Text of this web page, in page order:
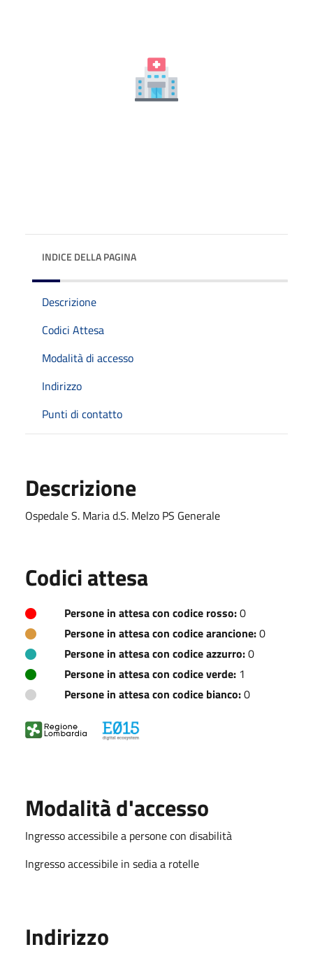
INDICE DELLA PAGINA
Descrizione
Codici Attesa
Modalità di accesso
Indirizzo
Punti di contatto
Descrizione
Ospedale S. Maria d.S. Melzo PS Generale
Codici attesa
Persone in attesa con codice rosso:0
Persone in attesa con codice arancione:0
Persone in attesa con codice azzurro:0
Persone in attesa con codice verde: 1
Persone in attesa con codice bianco:0
Modalità d'accesso
Ingresso accessibile a persone con disabilità
Ingresso accessibile in sedia a rotelle
Indirizzo